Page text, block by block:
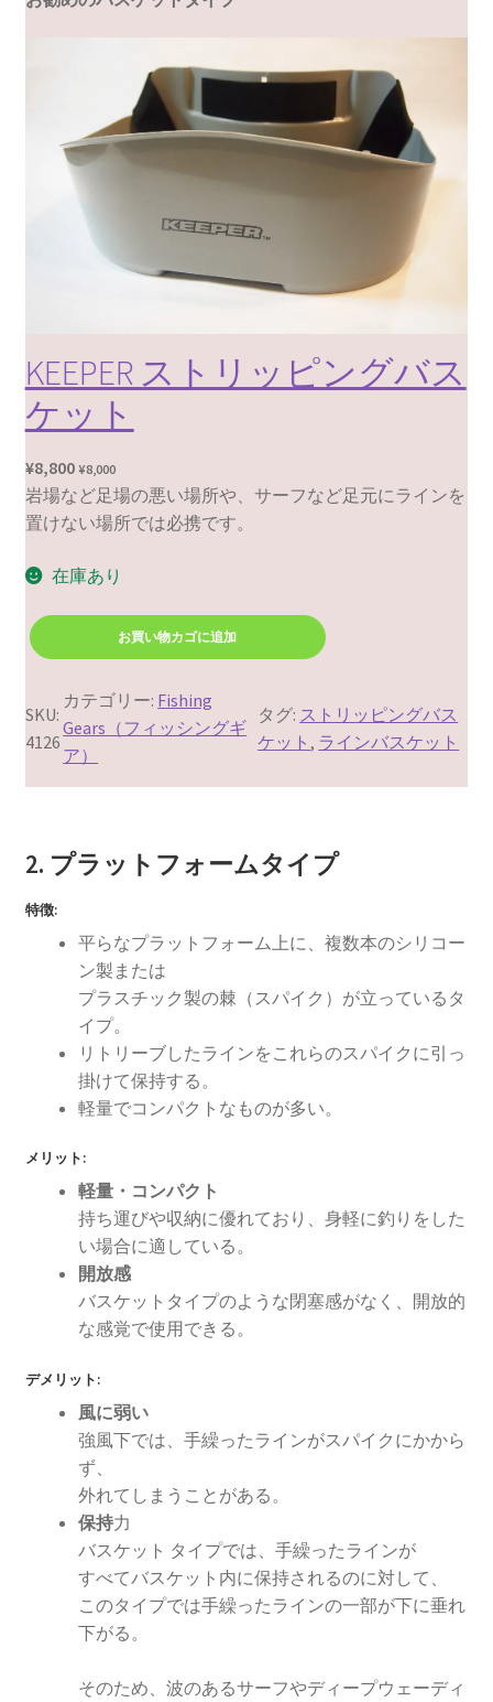
KEEPER ストリッピングバス
ケット
¥8,800 ¥8,000
岩場など足場の悪い場所や、サーフなど足元にラインを
置けない場所では必携です。
在庫あり
K
E
P
E
ス
ッ
ピ
お買い物カゴに追加
SKU:
4126
カテゴリー: Fishing
Gears（フィッシングギ
ア）
タグ: ストリッピングバス
ケット , ラインバスケット
2. プラットフォームタイプ
特徴:
平らなプラットフォーム上に、複数本のシリコー
ン製または
プラスチック製の棘（スパイク）が立っているタ
イプ。
リトリーブしたラインをこれらのスパイクに引っ
掛けて保持する。
軽量でコンパクトなものが多い。
メリット:
軽量・コンパクト
持ち運びや収納に優れており、身軽に釣りをした
い場合に適している。
開放感
バスケットタイプのような閉塞感がなく、開放的
な感覚で使用できる。
デメリット:
風に弱い
強風下では、手繰ったラインがスパイクにかから
ず、
外れてしまうことがある。
保持力
バスケット タイプでは、手繰ったラインが
すべてバスケット内に保持されるのに対して、
このタイプでは手繰ったラインの一部が下に垂れ
下がる。
そのため、波のあるサーフやディープウェーディ